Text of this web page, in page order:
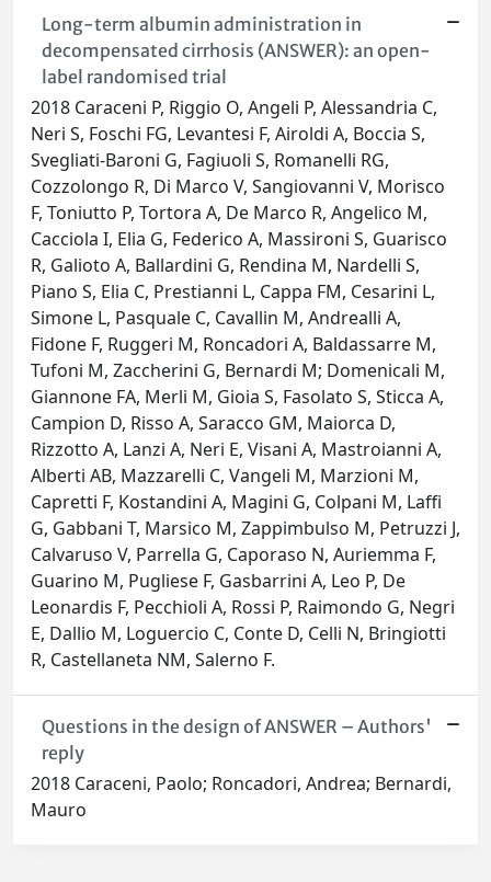
Long-term albumin administration in
decompensated cirrhosis (ANSWER): an open-
label randomised trial
2018 Caraceni P, Riggio O, Angeli P, Alessandria C,
Neri S, Foschi FG, Levantesi F, Airoldi A, Boccia S,
Svegliati-Baroni G, Fagiuoli S, Romanelli RG,
Cozzolongo R, Di Marco V, Sangiovanni V, Morisco
F, Toniutto P, Tortora A, De Marco R, Angelico M,
Cacciola I, Elia G, Federico A, Massironi S, Guarisco
R, Galioto A, Ballardini G, Rendina M, Nardelli S,
Piano S, Elia C, Prestianni L, Cappa FM, Cesarini L,
Simone L, Pasquale C, Cavallin M, Andrealli A,
Fidone F, Ruggeri M, Roncadori A, Baldassarre M,
Tufoni M, Zaccherini G, Bernardi M; Domenicali M,
Giannone FA, Merli M, Gioia S, Fasolato S, Sticca A,
Campion D, Risso A, Saracco GM, Maiorca D,
Rizzotto A, Lanzi A, Neri E, Visani A, Mastroianni A,
Alberti AB, Mazzarelli C, Vangeli M, Marzioni M,
Capretti F, Kostandini A, Magini G, Colpani M, Laffi
G, Gabbani T, Marsico M, Zappimbulso M, Petruzzi J,
Calvaruso V, Parrella G, Caporaso N, Auriemma F,
Guarino M, Pugliese F, Gasbarrini A, Leo P, De
Leonardis F, Pecchioli A, Rossi P, Raimondo G, Negri
E, Dallio M, Loguercio C, Conte D, Celli N, Bringiotti
R, Castellaneta NM, Salerno F.
Questions in the design of ANSWER – Authors'
reply
2018 Caraceni, Paolo; Roncadori, Andrea; Bernardi,
Mauro